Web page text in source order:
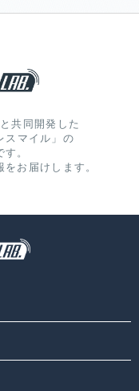
共同開発した
スマイル」の
。
お届けします。